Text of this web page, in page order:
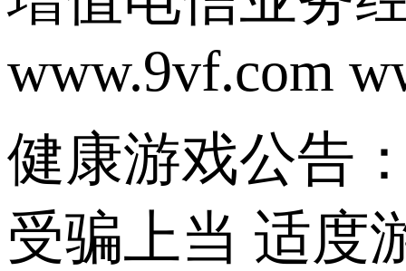
www.9vf.com
健康游戏公告
受骗上当 适度